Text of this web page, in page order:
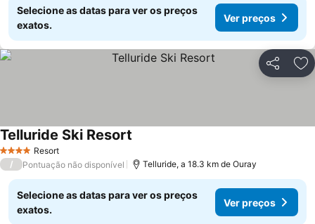
Selecione as datas para ver os preços
exatos.
Ver preços
Partilhar
4 EstrelasResort
Telluride Ski Resort
/ Pontuação não disponível Telluride, a 18.3 km de Ouray
Selecione as datas para ver os preços
exatos.
Ver preços